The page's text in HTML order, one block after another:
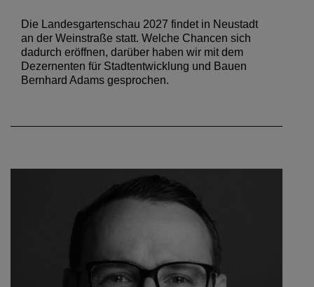
Die Landesgartenschau 2027 findet in Neustadt
an der Weinstraße statt. Welche Chancen sich
dadurch eröffnen, darüber haben wir mit dem
Dezernenten für Stadtentwicklung und Bauen
Bernhard Adams gesprochen.